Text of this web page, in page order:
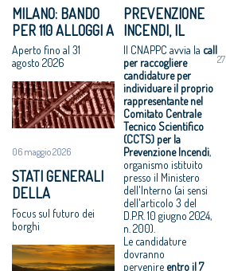
luglio 2018
VIII Congresso
Venerdì 6
VIII Congresso
CNAPPC 2018.
Gercoledì 5
VIII Congresso
CNAPPC 2018.
Mercoledì 4
luglio 2018
VIII Congresso
CNAPPC 2018.
Lunedì 2 luglio
politiche
integrate per le
compenso,
parametri
vincolanti
Servizi senza
compenso, il
comune di
Solarino ritira i
progettazione
a un euro
All'architettura
rispettosa dello
Festa
dell’Architetto
2017 - Una
legge per
l’architettura
Rappresentanz
a, avanti in
ordine sparso
Professionisti,
nei contratti
arriva l’equo
compenso
Equo
compenso
allargato a tutti
i professionisti
MILANO: BANDO
PER 110 ALLOGGI A
NIGUARDA E
GIAMBELLINO
Aperto fino al 31
agosto 2026
06 maggio 2026
STATI GENERALI
DELLA
BELLEZZA: A
OFFIDA L’11 E IL 12
GIUGNO
Focus sul futuro dei
borghi
PREVENZIONE
INCENDI, IL
CNAPPC CERCA
UN ESPERTO PER
IL COMITATO
CENTRALE
TECNICO
SCIENTIFICO
Il CNAPPC avvia la call
per raccogliere
candidature per
individuare il proprio
rappresentante nel
Comitato Centrale
Tecnico Scientifico
(CCTS) per la
Prevenzione Incendi,
organismo istituito
presso il Ministero
dell'Interno (ai sensi
dell'articolo 3 del
D.P.R. 10 giugno 2024,
n. 200).
Le candidature
dovranno
pervenire entro il7
27